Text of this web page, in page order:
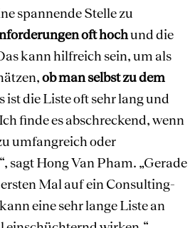
spannende Stelle zu
oft hochund die
kann hilfreich sein, um als
ob man selbst zu dem
ist die Liste oft sehr lang und
finde es abschreckend, wenn
umfangreich oder
sagt Hong Van Pham. „Gerade
Mal auf ein Consulting-
eine sehr lange Liste an